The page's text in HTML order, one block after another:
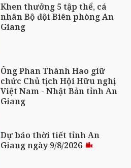
Khen thưởng 5 tập thể, cá
nhân Bộ đội Biên phòng An
Giang
Ông Phan Thành Hao giữ
chức Chủ tịch Hội Hữu nghị
Việt Nam - Nhật Bản tỉnh An
Giang
Dự báo thời tiết tỉnh An
Giang ngày 9/8/2026